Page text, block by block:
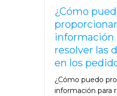
¿Cómo
proporcionar
información
resolver las
en los
¿Cómo puedo
información para